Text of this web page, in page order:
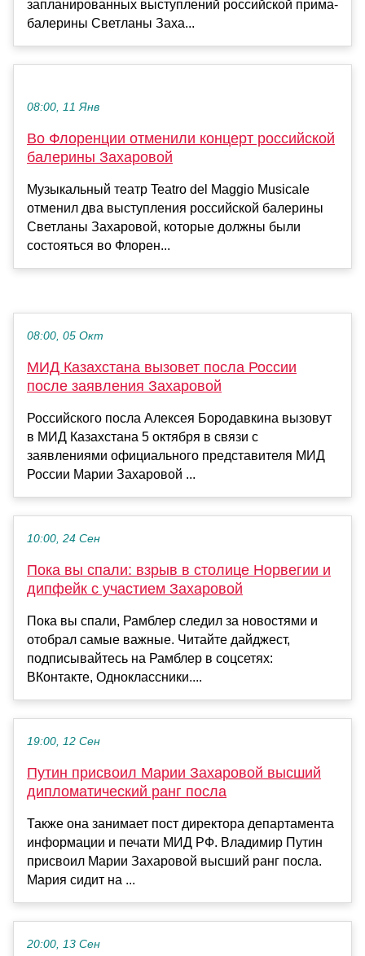
запланированных выступлений российской прима-
балерины Светланы Заха...
08:00, 11 Янв
Во Флоренции отменили концерт российской
балерины Захаровой
Музыкальный театр Teatro del Maggio Musicale
отменил два выступления российской балерины
Светланы Захаровой, которые должны были
состояться во Флорен...
08:00, 05 Окт
МИД Казахстана вызовет посла России
после заявления Захаровой
Российского посла Алексея Бородавкина вызовут
в МИД Казахстана 5 октября в связи с
заявлениями официального представителя МИД
России Марии Захаровой ...
10:00, 24 Сен
Пока вы спали: взрыв в столице Норвегии и
дипфейк с участием Захаровой
Пока вы спали, Рамблер следил за новостями и
отобрал самые важные. Читайте дайджест,
подписывайтесь на Рамблер в соцсетях:
ВКонтакте, Одноклассники....
19:00, 12 Сен
Путин присвоил Марии Захаровой высший
дипломатический ранг посла
Также она занимает пост директора департамента
информации и печати МИД РФ. Владимир Путин
присвоил Марии Захаровой высший ранг посла.
Мария сидит на ...
20:00, 13 Сен